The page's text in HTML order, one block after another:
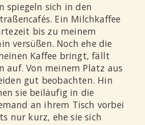
spiegeln sich in den
Ein Milchkaffee
bis zu meinem
versüßen. Noch ehe die
Kaffee bringt, fällt
auf. Von meinem Platz aus
gut beobachten. Hin
sie beiläufig in die
an ihrem Tisch vorbei
nur kurz, ehe sie sich